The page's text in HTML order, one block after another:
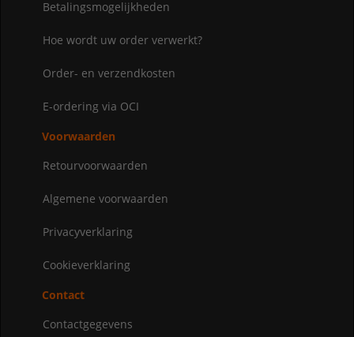
Betalingsmogelijkheden
Hoe wordt uw order verwerkt?
Order- en verzendkosten
E-ordering via OCI
Voorwaarden
Retourvoorwaarden
Algemene voorwaarden
Privacyverklaring
Cookieverklaring
Contact
Contactgegevens